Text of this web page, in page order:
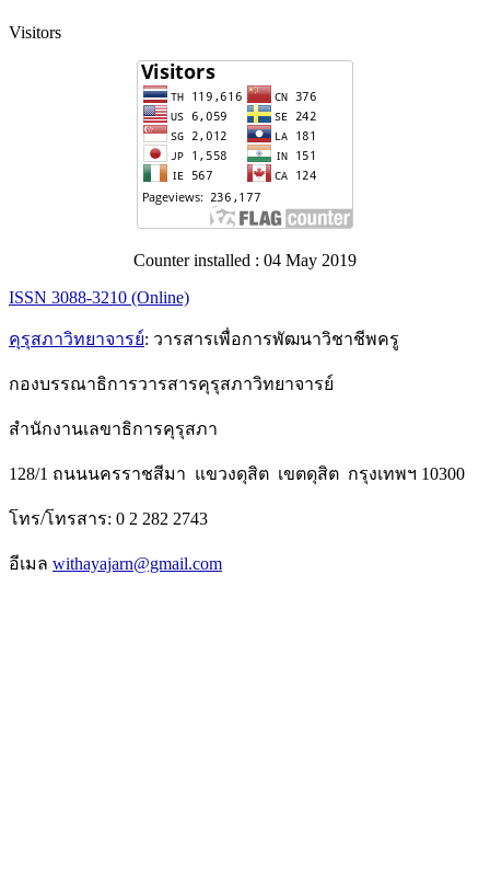
Visitors
Counter installed : 04 May 2019
ISSN 3088-3210 (Online)
คุรุสภาวิทยาจารย์: วารสารเพื่อการพัฒนาวิชาชีพครู
กองบรรณาธิการวารสารคุรุสภาวิทยาจารย์
สำนักงานเลขาธิการคุรุสภา
128/1 ถนนนครราชสีมา แขวงดุสิต เขตดุสิต กรุงเทพฯ 10300
โทร/โทรสาร: 0 2 282 2743
อีเมล withayajarn@gmail.com